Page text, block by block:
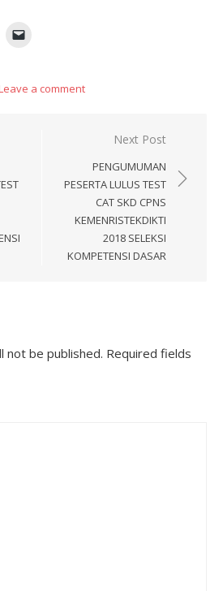
a comment
Next Post
PENGUMUMAN
PESERTA LULUS TEST
CAT SKD CPNS
KEMENRISTEKDIKTI
2018 SELEKSI
KOMPETENSI DASAR
not be published. Required fields